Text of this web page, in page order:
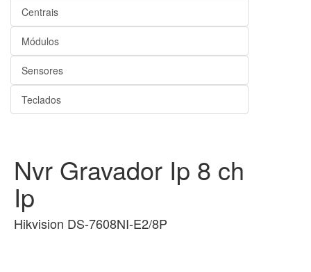
Centrais
Módulos
Sensores
Teclados
Nvr Gravador Ip 8 ch
Ip
Hikvision DS-7608NI-E2/8P